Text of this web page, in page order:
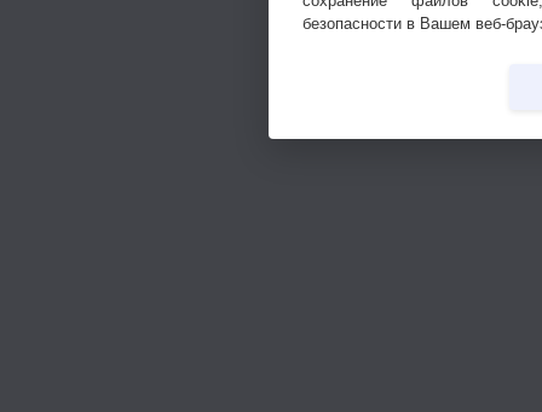
безопасности в Вашем веб-